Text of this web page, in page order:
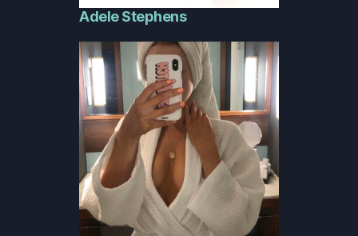
Adele Stephens